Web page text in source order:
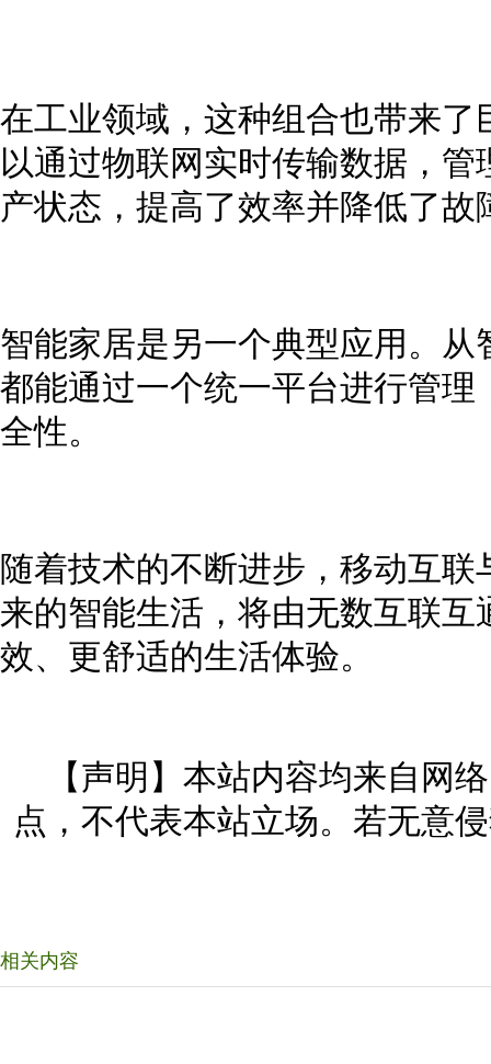
在工业领域，这种组合也带来
以通过物联网实时传输数据，
产状态，提高了效率并降低了故
智能家居是另一个典型应用。
都能通过一个统一平台进行管
全性。
随着技术的不断进步，移动互
来的智能生活，将由无数互联
效、更舒适的生活体验。
【声明】本站内容均来自网
点，不代表本站立场。若无意
相关内容